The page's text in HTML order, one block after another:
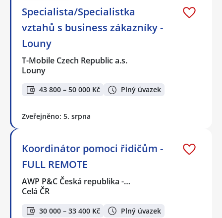
Specialista/Specialistka
vztahů s business zákazníky -
Louny
T-Mobile Czech Republic a.s.
Louny
43 800 – 50 000 Kč Plný úvazek
Zveřejněno: 5. srpna
Koordinátor pomoci řidičům -
FULL REMOTE
AWP P&C Česká republika -…
Celá ČR
30 000 – 33 400 Kč Plný úvazek